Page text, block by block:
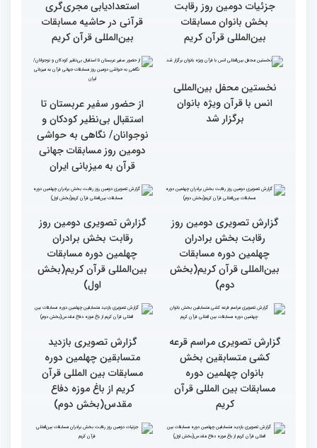
گزارش تصویری دومین روز
رقابت بخش برادران
چهلمین دوره مسابقات
بین‌المللی قرآن کریم(بخش
گزارش تصویری برگی از
فعالیت های کمیته پشتیبانی
چهلمین دوره مسابقات بین
المللی قران کریم
جزئیات دومین روز رقابت
استعدادیابی مجری‌گری
قرآنی در حاشیه مسابقات
بین‌المللی قرآن کریم
انس با قرآن ویژه بانوان
برگزار شد
از حضور سفیر عربستان تا
استقبال بی‌نظیر کودکان و
نوجوانان/ نگاهی به حواشی
دومین روز مسابقات جهانی
قرآن به میزبانی ایران
گزارش تصویری دومین روز
رقابت بخش برادران
چهلمین دوره مسابقات
بین‌المللی قرآن کریم(بخش
دوم)
گزارش تصویری دومین روز
رقابت بخش برادران
چهلمین دوره مسابقات
بین‌المللی قرآن کریم(بخش
اول)